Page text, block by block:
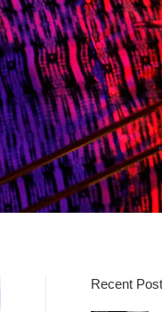
Recent